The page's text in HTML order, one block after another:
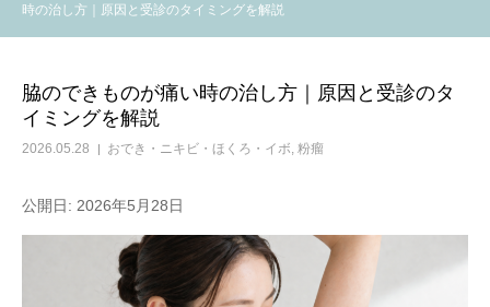
時の治し方｜原因と受診のタイミングを解説
脇のできものが痛い時の治し方｜原因と受診のタ
イミングを解説
2026.05.28 おでき・ニキビ・ほくろ・イボ, 粉瘤
公開日: 2026年5月28日
診療内容
WEB予約
料金表
アクセス